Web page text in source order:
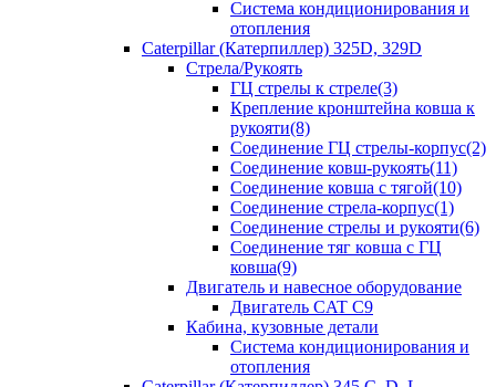
Система кондиционирования и
отопления
Caterpillar (Катерпиллер) 325D, 329D
Стрела/Рукоять
ГЦ стрелы к стреле(3)
Крепление кронштейна ковша к
рукояти(8)
Соединение ГЦ стрелы-корпус(2)
Соединение ковш-рукоять(11)
Соединение ковша с тягой(10)
Соединение стрела-корпус(1)
Соединение стрелы и рукояти(6)
Соединение тяг ковша с ГЦ
ковша(9)
Двигатель и навесное оборудование
Двигатель CAT C9
Кабина, кузовные детали
Система кондиционирования и
отопления